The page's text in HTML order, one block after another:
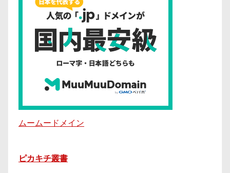
ムームードメイン
ピカキチ叢書